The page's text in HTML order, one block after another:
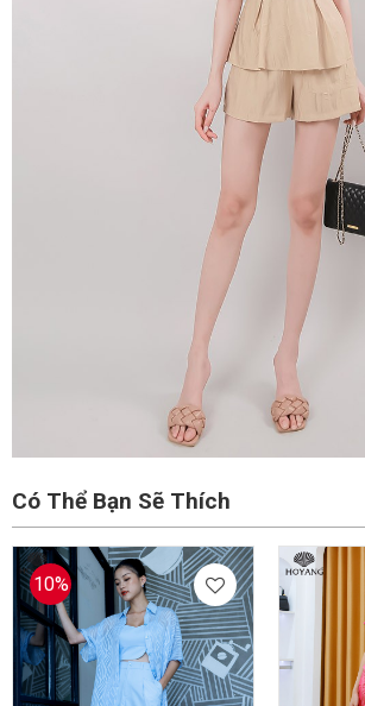
Có Thể Bạn Sẽ Thích
10%